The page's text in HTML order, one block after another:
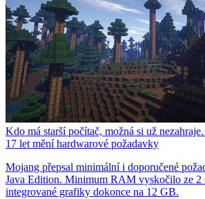
Kdo má starší počítač, možná si už
17 let mění hardwarové požadavky
Mojang přepsal minimální i doporučené
Java Edition. Minimum RAM vyskočilo ze 2
integrované grafiky dokonce na 12 GB.